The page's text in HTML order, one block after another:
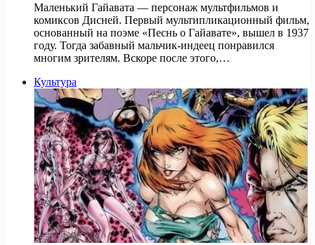
Маленький Гайавата — персонаж мультфильмов и
комиксов Дисней. Первый мультипликационный фильм,
основанный на поэме «Песнь о Гайавате», вышел в 1937
году. Тогда забавный мальчик-индеец понравился
многим зрителям. Вскоре после этого,…
Культура